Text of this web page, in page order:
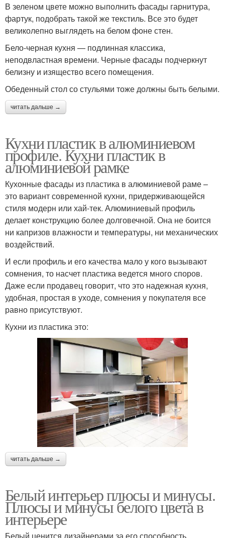
В зеленом цвете можно выполнить фасады гарнитура,
фартук, подобрать такой же текстиль. Все это будет
великолепно выглядеть на белом фоне стен.
Бело-черная кухня — подлинная классика,
неподвластная времени. Черные фасады подчеркнут
белизну и изящество всего помещения.
Обеденный стол со стульями тоже должны быть белыми.
читать дальше →
Кухни пластик в алюминиевом
профиле. Кухни пластик в
алюминиевой рамке
Кухонные фасады из пластика в алюминиевой раме –
это вариант современной кухни, придерживающейся
стиля модерн или хай-тек. Алюминиевый профиль
делает конструкцию более долговечной. Она не боится
ни капризов влажности и температуры, ни механических
воздействий.
И если профиль и его качества мало у кого вызывают
сомнения, то насчет пластика ведется много споров.
Даже если продавец говорит, что это надежная кухня,
удобная, простая в уходе, сомнения у покупателя все
равно присутствуют.
Кухни из пластика это:
читать дальше →
Белый интерьер плюсы и минусы.
Плюсы и минусы белого цвета в
интерьере
Белый ценится дизайнерами за его способность